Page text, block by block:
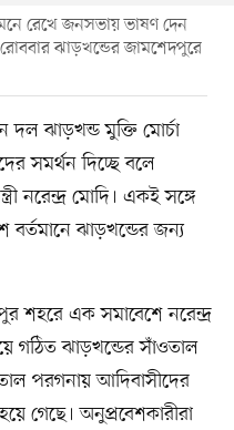
রেখে জনসভায় ভাষণ দেন
রোববার ঝাড়খন্ডের জামশেদপুরে
দল ঝাড়খন্ড মুক্তি মোর্চা
সমর্থন দিচ্ছে বলে
নরেন্দ্র মোদি। একই সঙ্গে
ঝাড়খন্ডের জন্য
শহরে এক সমাবেশে নরেন্দ্র
গঠিত ঝাড়খন্ডের সাঁওতাল
পরগনায় আদিবাসীদের
গেছে। অনুপ্রবেশকারীরা